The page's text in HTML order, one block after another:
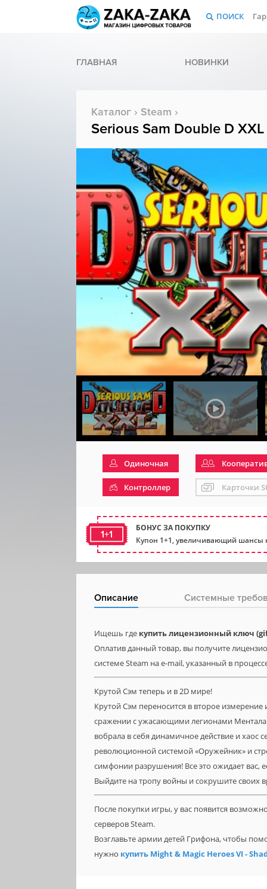
ПОИСК
ГЛАВНАЯ НОВИНКИ
Каталог › Steam ›
Serious Sam Double D XXL
Одиночная
Контроллер Карточки
1+1
БОНУС ЗА ПОКУПКУ
Купон 1+1, увеличивающий шансы
Описание Системные
Ищешь где купить лицензионный ключ
Оплатив данный товар, вы получите
системе Steam на e-mail, указанный в
Крутой Сэм теперь и в 2D мире!
Крутой Сэм переносится в второе
сражении с ужасающими легионами
вобрала в себя динамичное действие и хаос
революционной системой «Оружейник» и
симфонии разрушения! Все это ожидает вас,
Выйдите на тропу войны и сокрушите своих
После покупки игры, у вас появится
серверов Steam.
Возглавьте армии детей Грифона, чтобы
нужно купить Might & Magic Heroes VI -